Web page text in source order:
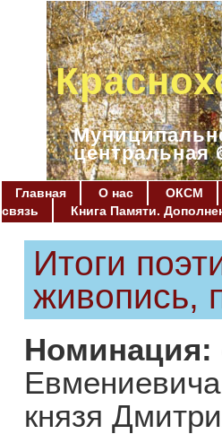
центральная
Главная О нас ОКСМ
связь
Книга Памяти.
Итоги
живопись,
Номинация:
князя